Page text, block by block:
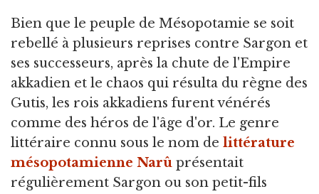
Bien que le peuple de Mésopotamie se soit
rebellé à plusieurs reprises contre Sargon et
ses successeurs, après la chute de l'Empire
akkadien et le chaos qui résulta du règne des
Gutis, les rois akkadiens furent vénérés
comme des héros de l'âge d'or. Le genre
littéraire connu sous le nom de littérature
mésopotamienne Narû présentait
régulièrement Sargon ou son petit-fils